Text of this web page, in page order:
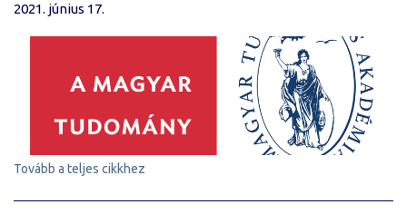
2021. június 17.
Tovább a teljes cikkhez